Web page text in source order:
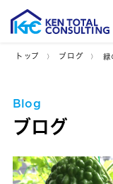
トップ ブログ 緑
Blog
ブログ